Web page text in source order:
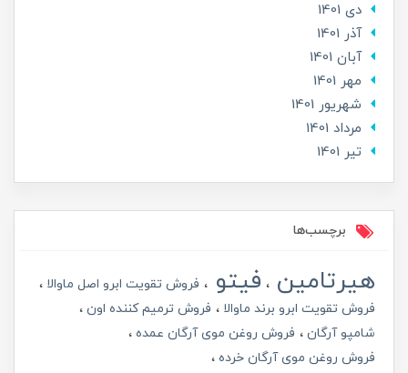
دی 1401
آذر 1401
آبان 1401
مهر 1401
شهریور 1401
مرداد 1401
تير 1401
برچسب‌ها
هیرتامین فیتو
فروش تقویت ابرو اصل ماوالا
فروش تقویت ابرو برند ماوالا
فروش ترمیم کننده اون
شامپو آرگان
فروش روغن موی آرگان عمده
فروش روغن موی آرگان خرده